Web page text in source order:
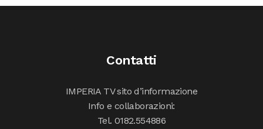
Contatti
IMPERIA TV sito d’informazione
Info e collaborazioni:
Tel. 0182.554886